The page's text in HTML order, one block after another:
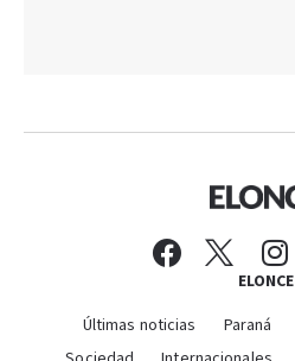
ELONCE
Últimas noticias Paraná